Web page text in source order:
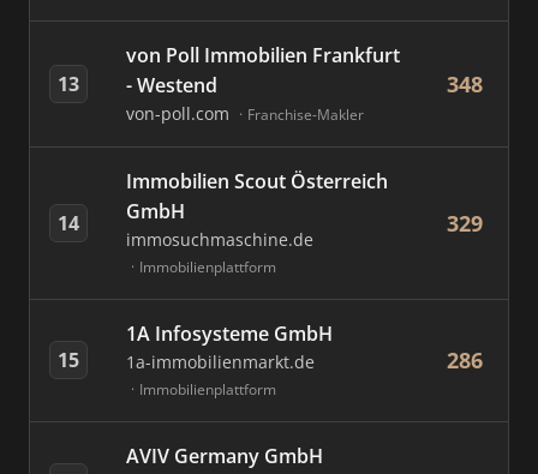
13
von Poll Immobilien Frankfurt
- Westend
von-poll.com Franchise-Makler
348
14
Immobilien Scout Österreich
GmbH
immosuchmaschine.de
Immobilienplattform
329
15
1A Infosysteme GmbH
1a-immobilienmarkt.de
Immobilienplattform
286
AVIV Germany GmbH